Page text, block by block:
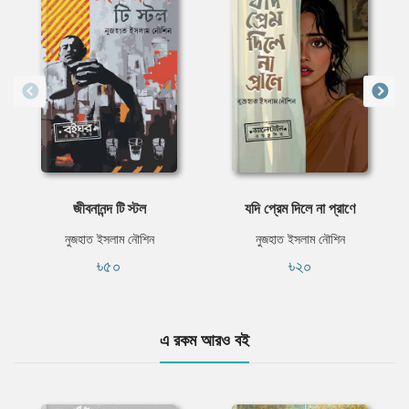
জীবনানন্দ টি স্টল
নুজহাত ইসলাম নৌশিন
৳৫০
যদি প্রেম দিলে না প্রাণে
নুজহাত ইসলাম নৌশিন
৳২০
এ রকম আরও বই